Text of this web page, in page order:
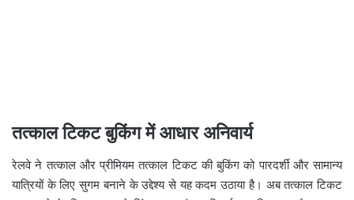
तत्काल टिकट बुकिंग में आधार अनिवार्य
रेलवे ने तत्काल और प्रीमियम तत्काल टिकट की बुकिंग को पारदर्शी और सामान्य
यात्रियों के लिए सुगम बनाने के उद्देश्य से यह कदम उठाया है। अब तत्काल टिकट